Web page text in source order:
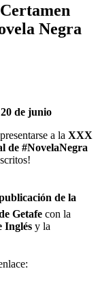
Negra
de junio
a la XXX
de #NovelaNegra
de la
Getafe con la
Inglés y la